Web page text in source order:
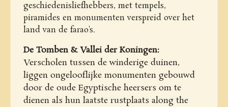
geschiedenisliefhebbers, met tempels,
piramides en monumenten verspreid over het
land van de farao's.
De Tomben & Vallei der Koningen:
Verscholen tussen de winderige duinen,
liggen ongelooflijke monumenten gebouwd
door de oude Egyptische heersers om te
dienen als hun laatste rustplaats along the